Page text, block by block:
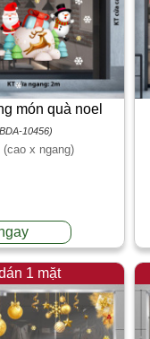
món quà noel
10456)
x ngang)
1 mặt